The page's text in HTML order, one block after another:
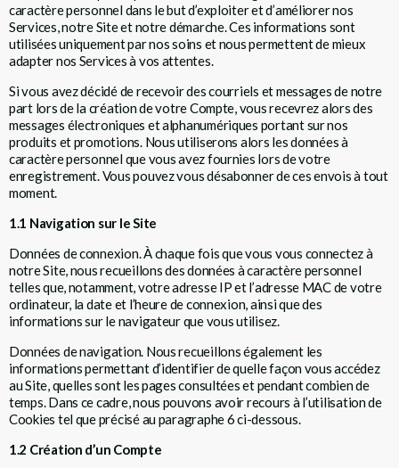
caractère personnel dans le but d’exploiter et d’améliorer nos
Services, notre Site et notre démarche. Ces informations sont
utilisées uniquement par nos soins et nous permettent de mieux
adapter nos Services à vos attentes.
Si vous avez décidé de recevoir des courriels et messages de notre
part lors de la création de votre Compte, vous recevrez alors des
messages électroniques et alphanumériques portant sur nos
produits et promotions. Nous utiliserons alors les données à
caractère personnel que vous avez fournies lors de votre
enregistrement. Vous pouvez vous désabonner de ces envois à tout
moment.
1.1 Navigation sur le Site
Données de connexion. À chaque fois que vous vous connectez à
notre Site, nous recueillons des données à caractère personnel
telles que, notamment, votre adresse IP et l’adresse MAC de votre
ordinateur, la date et l’heure de connexion, ainsi que des
informations sur le navigateur que vous utilisez.
Données de navigation. Nous recueillons également les
informations permettant d’identifier de quelle façon vous accédez
au Site, quelles sont les pages consultées et pendant combien de
temps. Dans ce cadre, nous pouvons avoir recours à l’utilisation de
Cookies tel que précisé au paragraphe 6 ci-dessous.
1.2 Création d’un Compte